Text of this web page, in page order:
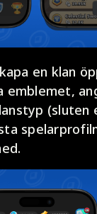
en klan
emblemet,
(sluten